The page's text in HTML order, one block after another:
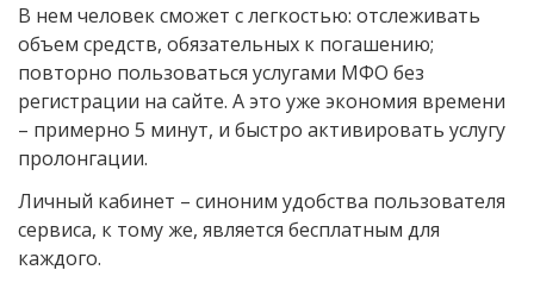
В нем человек сможет с легкостью: отслеживать
объем средств, обязательных к погашению;
повторно пользоваться услугами МФО без
регистрации на сайте. А это уже экономия времени
– примерно 5 минут, и быстро активировать услугу
пролонгации.
Личный кабинет – синоним удобства пользователя
сервиса, к тому же, является бесплатным для
каждого.